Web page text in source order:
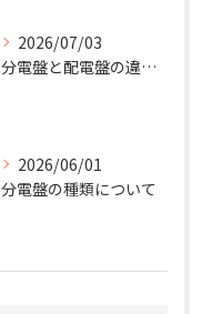
2026/07/03
分電盤と配電盤の違いは？
2026/06/01
分電盤の種類について